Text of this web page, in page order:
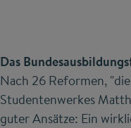
Das
Nach 26 Reformen,
Studentenwerkes
guter Ansätze: Ein